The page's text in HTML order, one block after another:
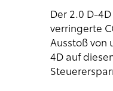
Der 2.0 D-
verringerte
Ausstoß von
4D auf